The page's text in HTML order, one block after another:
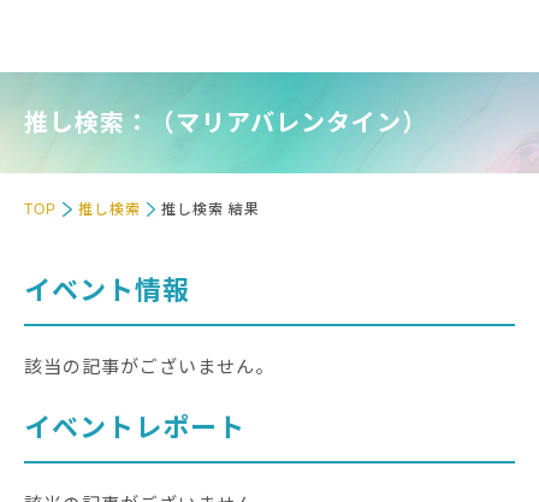
推し検索：（マリアバレンタイン）
TOP 推し検索 推し検索 結果
イベント情報
該当の記事がございません。
イベントレポート